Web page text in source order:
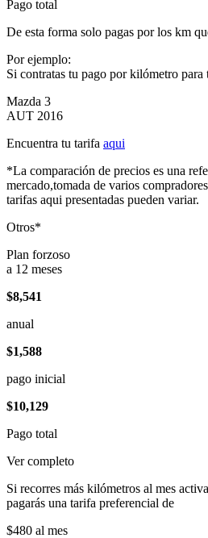
Pago total
De esta forma solo pagas por los km
Por ejemplo:
Si contratas tu pago por kilómetro para
Mazda 3
AUT 2016
Encuentra tu tarifa aqui
*La comparación de precios es una
mercado,tomada de varios
tarifas aqui presentadas pueden variar.
Otros*
Plan forzoso
a 12 meses
$8,541
anual
$1,588
pago inicial
$10,129
Pago total
Ver completo
Si recorres más kilómetros al mes
pagarás una tarifa preferencial de
$480 al mes